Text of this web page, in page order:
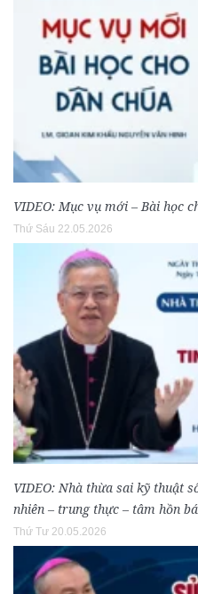
VIDEO: Mục vụ mới – Bài học
Thứ Sáu 22.05.2026
VIDEO: Nhà thừa sai kỹ thuật
nhiên – trung thực – tâm hồn
Thứ Tư 20.05.2026